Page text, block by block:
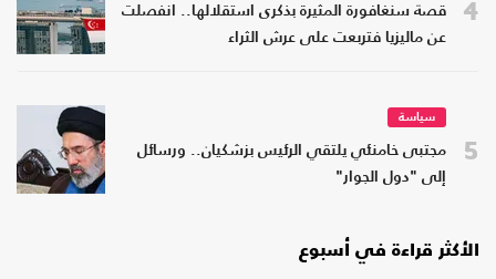
4
قصة سنغافورة المثيرة بذكرى استقلالها.. انفصلت
عن ماليزيا فتربعت على عرش الثراء
5
سياسة
مجتبى خامنئي يلتقي الرئيس بزشكيان.. ورسائل
إلى "دول الجوار"
الأكثر قراءة في أسبوع